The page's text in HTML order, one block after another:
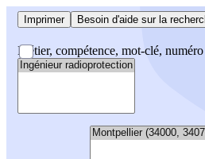
Imprimer Besoin d'aide sur la
Métier, compétence, mot-clé,